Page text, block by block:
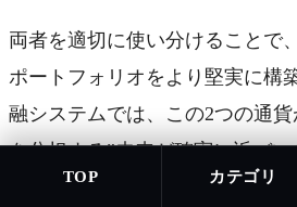
TOP カテゴリ
両者を適切に使い分けることで
ポートフォリオをより堅実に構
融システムでは、この2つの通
を分担する”未来が確実に近づ